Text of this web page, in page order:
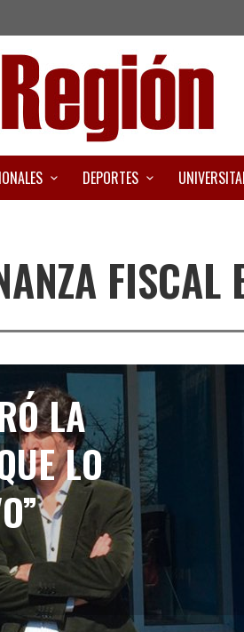
DEPORTES
LA
LO